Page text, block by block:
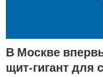
В Москве
щит-гигант для